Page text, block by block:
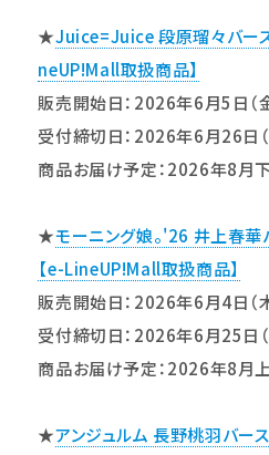
★Juice=Juice 段原瑠々バー
neUP!Mall取扱商品】
販売開始日：2026年6月5日（
受付締切日：2026年6月26日（
商品お届け予定：2026年8月
★モーニング娘。'26 井上春華
【e-LineUP!Mall取扱商品】
販売開始日：2026年6月4日（
受付締切日：2026年6月25日（
商品お届け予定：2026年8月
★アンジュルム 長野桃羽バー